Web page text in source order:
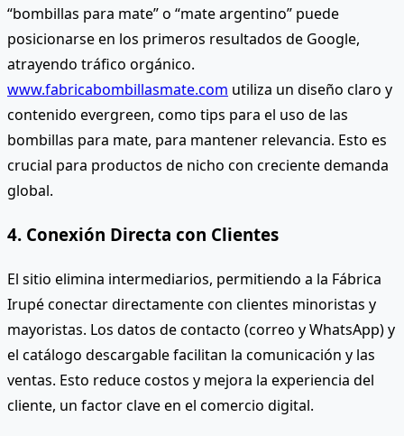
“bombillas para mate” o “mate argentino” puede
posicionarse en los primeros resultados de Google,
atrayendo tráfico orgánico.
www.fabricabombillasmate.com utiliza un diseño claro y
contenido evergreen, como tips para el uso de las
bombillas para mate, para mantener relevancia. Esto es
crucial para productos de nicho con creciente demanda
global.
4. Conexión Directa con Clientes
El sitio elimina intermediarios, permitiendo a la Fábrica
Irupé conectar directamente con clientes minoristas y
mayoristas. Los datos de contacto (correo y WhatsApp) y
el catálogo descargable facilitan la comunicación y las
ventas. Esto reduce costos y mejora la experiencia del
cliente, un factor clave en el comercio digital.